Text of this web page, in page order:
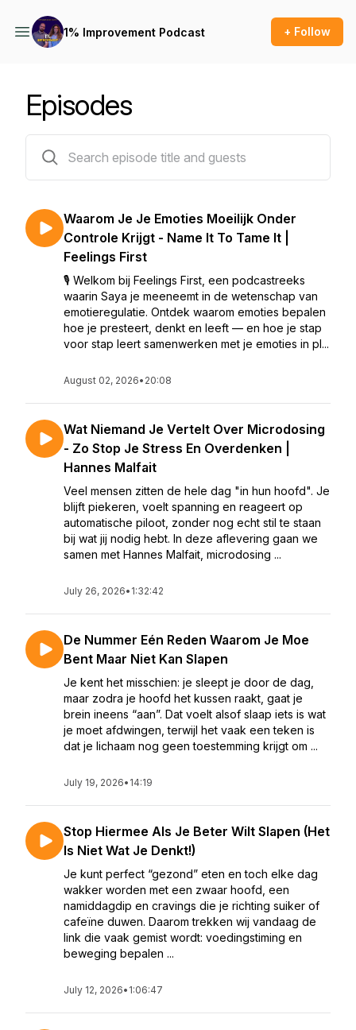
1% Improvement Podcast + Follow
Episodes
Waarom Je Je Emoties Moeilijk Onder
Controle Krijgt - Name It To Tame It |
Feelings First
🎙️ Welkom bij Feelings First, een podcastreeks
waarin Saya je meeneemt in de wetenschap van
emotieregulatie. Ontdek waarom emoties bepalen
hoe je presteert, denkt en leeft — en hoe je stap
voor stap leert samenwerken met je emoties in pl...
August 02, 2026• 20:08
Wat Niemand Je Vertelt Over Microdosing
- Zo Stop Je Stress En Overdenken |
Hannes Malfait
Veel mensen zitten de hele dag "in hun hoofd". Je
blijft piekeren, voelt spanning en reageert op
automatische piloot, zonder nog echt stil te staan
bij wat jij nodig hebt. In deze aflevering gaan we
samen met Hannes Malfait, microdosing ...
July 26, 2026• 1:32:42
De Nummer Eén Reden Waarom Je Moe
Bent Maar Niet Kan Slapen
Je kent het misschien: je sleept je door de dag,
maar zodra je hoofd het kussen raakt, gaat je
brein ineens “aan”. Dat voelt alsof slaap iets is wat
je moet afdwingen, terwijl het vaak een teken is
dat je lichaam nog geen toestemming krijgt om ...
July 19, 2026• 14:19
Stop Hiermee Als Je Beter Wilt Slapen (Het
Is Niet Wat Je Denkt!)
Je kunt perfect “gezond” eten en toch elke dag
wakker worden met een zwaar hoofd, een
namiddagdip en cravings die je richting suiker of
cafeïne duwen. Daarom trekken wij vandaag de
link die vaak gemist wordt: voedingstiming en
beweging bepalen ...
July 12, 2026• 1:06:47